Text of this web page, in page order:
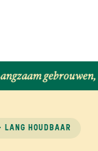
gebrouwen,
LANG HOUDBAAR